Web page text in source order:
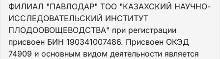
ФИЛИАЛ "ПАВЛОДАР" ТОО "КАЗАХСКИЙ НАУЧНО-
ИССЛЕДОВАТЕЛЬСКИЙ ИНСТИТУТ
ПЛОДООВОЩЕВОДСТВА" при регистрации
присвоен БИН 190341007486. Присвоен ОКЭД
74909 и основным видом деятельности является